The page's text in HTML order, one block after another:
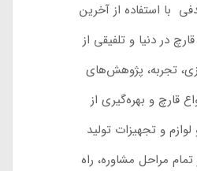
با استفاده از آخرین
در دنیا و تلفیقی از
تجربه، پژوهش‌های
قارچ و بهره‌گیری از
لوازم و تجهیزات تولید
مراحل مشاوره، راه